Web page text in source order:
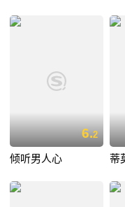
6.2
倾听男人心 蒂